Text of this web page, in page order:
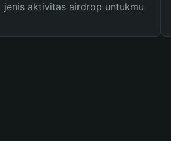
jenis aktivitas airdrop untukmu